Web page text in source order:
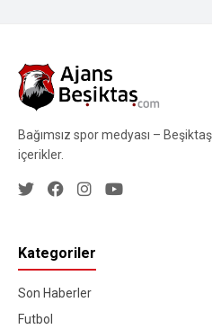
Bağımsız spor medyası –
içerikler.
Kategoriler
Son Haberler
Futbol